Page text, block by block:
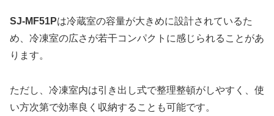
SJ-MF51Pは冷蔵室の容量が大きめに設計されているた
め、冷凍室の広さが若干コンパクトに感じられることがあ
ります。
ただし、冷凍室内は引き出し式で整理整頓がしやすく、使
い方次第で効率良く収納することも可能です。